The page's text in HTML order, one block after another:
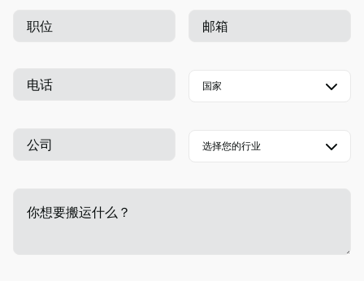
职位 邮箱
电话
公司
你想要搬运什么？